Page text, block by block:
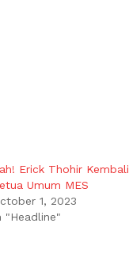
Erick Thohir
Umum MES
1, 2023
"Headline"